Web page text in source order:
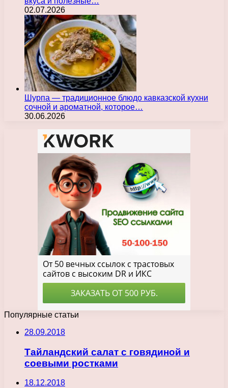
02.07.2026
Шурпа — традиционное блюдо кавказской кухни
сочной и ароматной, которое…
30.06.2026
Популярные статьи
28.09.2018
Тайландский салат с говядиной и
соевыми ростками
18.12.2018